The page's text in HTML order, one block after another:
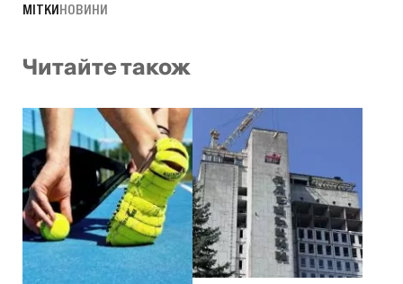
МІТКИНОВИНИ
Читайте також